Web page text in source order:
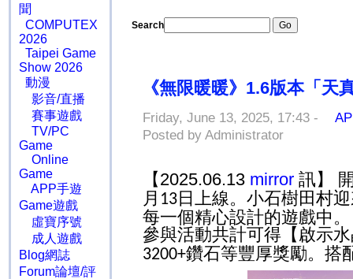
聞
COMPUTEX
2026
Taipei Game
Show 2026
動漫
影音/直播
賽事遊戲
TV/PC
Game
Online
Game
APP手遊
Game遊戲
虛寶序號
成人遊戲
Blog網誌
Forum論壇/評
Search
《無限暖暖》1.6版本「
Friday, June 13, 2025, 17:43 -
Posted by Administrator
【2025.06.13 mirror 訊】
月 13日上線。小石樹田村
每一個精心設計的遊戲中
參與活動共計可得【啟示
3200+鑽石等豐厚獎勵。搭